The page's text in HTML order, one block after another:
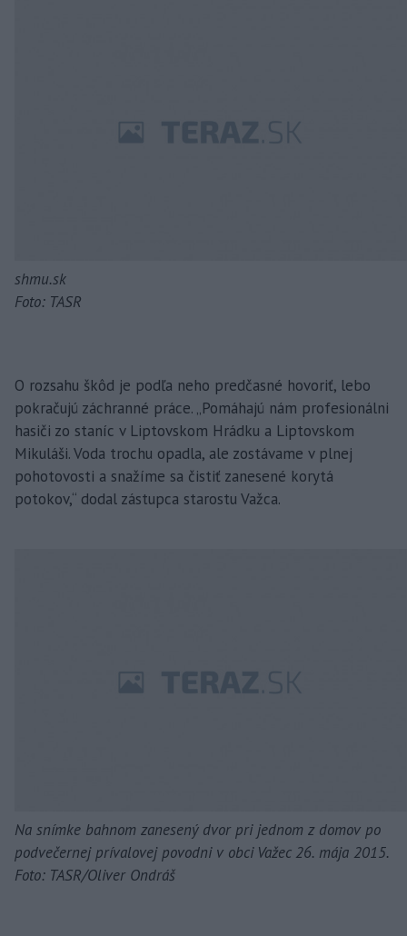
shmu.sk
Foto: TASR
O rozsahu škôd je podľa neho predčasné hovoriť, lebo
pokračujú záchranné práce. „Pomáhajú nám profesionálni
hasiči zo staníc v Liptovskom Hrádku a Liptovskom
Mikuláši. Voda trochu opadla, ale zostávame v plnej
pohotovosti a snažíme sa čistiť zanesené korytá
potokov,“ dodal zástupca starostu Važca.
Na snímke bahnom zanesený dvor pri jednom z domov po
podvečernej prívalovej povodni v obci Važec 26. mája 2015.
Foto: TASR/Oliver Ondráš